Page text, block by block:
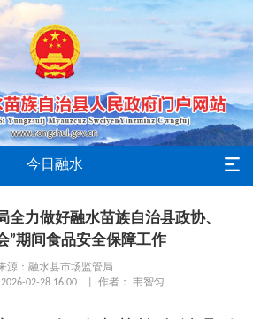
今日融水
全力做好融水苗族自治县政协、
”期间食品安全保障工作
源：融水县市场监管局
02-28 16:00 | 作者： 韦智匀